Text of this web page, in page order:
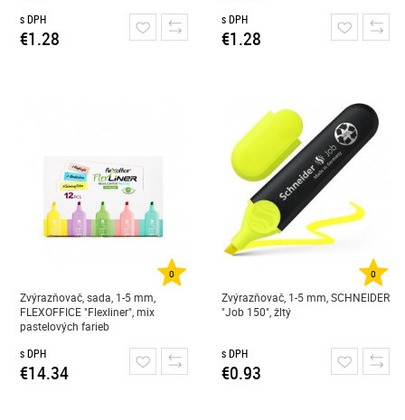
s DPH
€1.28
s DPH
€1.28
0
Zvýrazňovač, sada, 1-5 mm,
FLEXOFFICE "Flexliner", mix
pastelových farieb
s DPH
€14.34
0
Zvýrazňovač, 1-5 mm, SCHNEIDER
"Job 150", žltý
s DPH
€0.93